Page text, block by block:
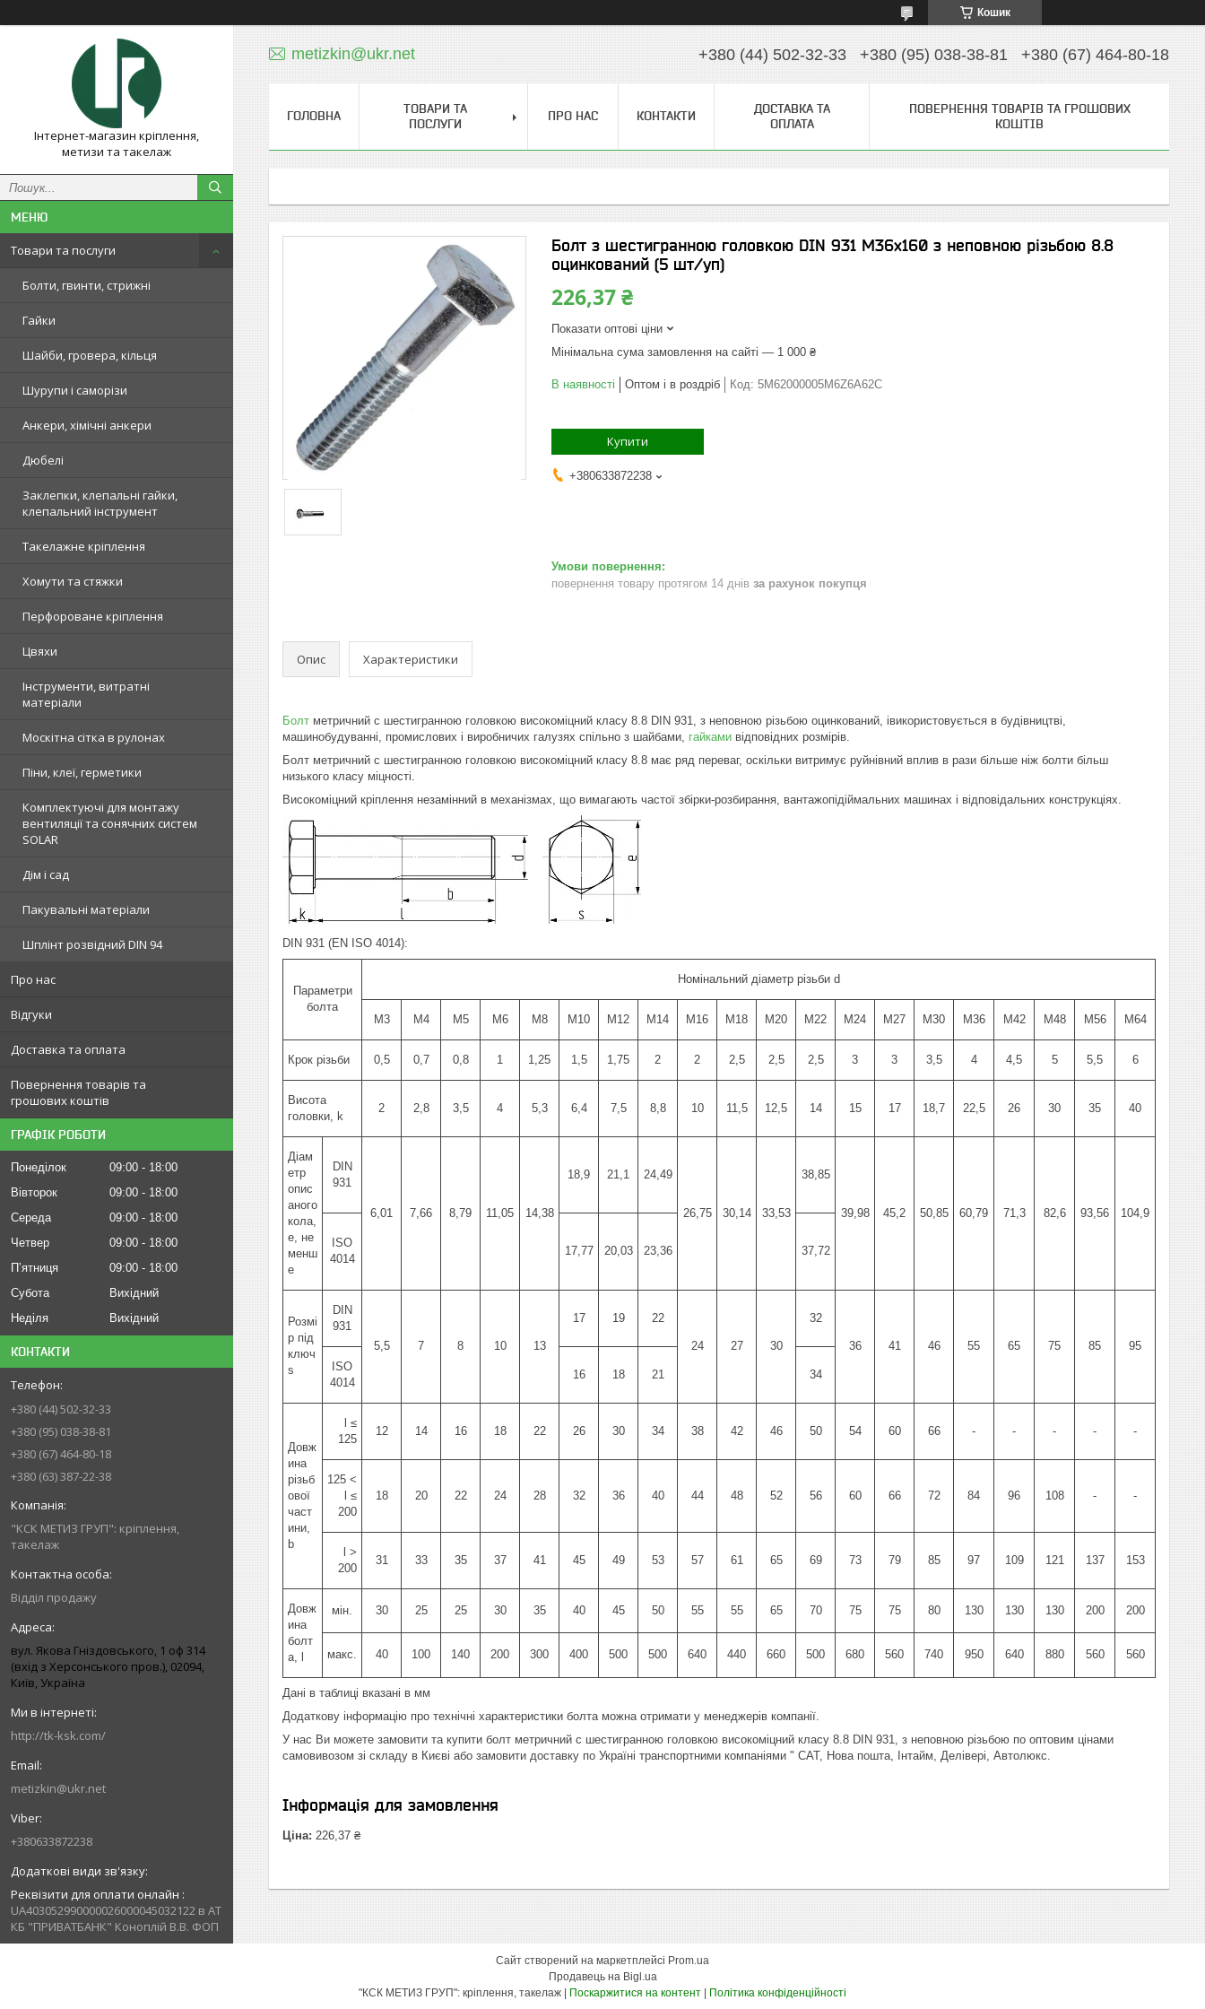
Кошик
Інтернет-магазин кріплення,
метизи та такелаж
Товари та послуги
Болти, гвинти, стрижні
Гайки
Шайби, гровера, кільця
Шурупи і саморізи
Анкери, хімічні анкери
Дюбелі
Заклепки, клепальні гайки,
клепальний інструмент
Такелажне кріплення
Хомути та стяжки
Перфороване кріплення
Цвяхи
Інструменти, витратні
матеріали
Москітна сітка в рулонах
Піни, клеї, герметики
Комплектуючі для монтажу
вентиляції та сонячних систем
SOLAR
Дім і сад
Пакувальні матеріали
Шплінт розвідний DIN 94
Про нас
Відгуки
Доставка та оплата
Повернення товарів та
грошових коштів
ГРАФІК РОБОТИ
Понеділок 09:00
18:00
Вівторок
09:00
18:00
Середа
09:00
18:00
Четвер
09:00
18:00
Пʼятниця
09:00
18:00
Субота
Вихідний
Неділя
Вихідний
КОНТАКТИ
+380 (44) 502-32-33
+380 (95) 038-38-81
+380 (67) 464-80-18
+380 (63) 387-22-38
"КСК МЕТИЗ ГРУП": кріплення,
такелаж
Відділ продажу
вул. Якова Гніздовського, 1 оф 314
(вхід з Херсонського пров.), 02094,
Київ, Україна
http://tk-ksk.com/
metizkin@ukr.net
+380633872238
Реквізити для оплати онлайн
UA403052990000026000045032122 в АТ
КБ "ПРИВАТБАНК" Коноплій В.В. ФОП
metizkin@ukr.net +380 (44) 502-32-33 +380 (95) 038-38-81 +380 (67) 464-80-18
ГОЛОВНА
ТОВАРИ ТА
ПОСЛУГИ
ПРО НАС КОНТАКТИ
ДОСТАВКА ТА
ОПЛАТА
ПОВЕРНЕННЯ ТОВАРІВ ТА ГРОШОВИХ
КОШТІВ
Болт з шестигранною головкою DIN 931 М36х160 з неповною різьбою 8.8
оцинкований (5 шт/уп)
226,37 ₴
Показати оптові ціни
Мінімальна сума замовлення на сайті — 1 000 ₴
В наявності Оптом і в роздріб Код: 5M62000005M6Z6A62C
Купити
+380633872238
повернення товару протягом 14 днів за рахунок покупця
Опис Характеристики
Болт метричний c шестигранною головкою високоміцний класу 8.8 DIN 931, з неповною різьбою оцинкований, івикористовується в будівництві,
машинобудуванні, промислових і виробничих галузях спільно з шайбами, гайками відповідних розмірів.
Болт метричний c шестигранною головкою високоміцний класу 8.8 має ряд переваг, оскільки витримує руйнівний вплив в рази більше ніж болти більш
низького класу міцності.
Високоміцний кріплення незамінний в механізмах, що вимагають частої збірки-розбирання, вантажопідіймальних машинах і відповідальних конструкціях.
DIN 931 (EN ISO 4014):
Параметри
болта
Номінальний діаметр різьби d
М3 М4 M5 M6 M8 M10 M12 M14 M16 М18 М20 М22 М24 М27 М30 M36 М42 М48 М56 М64
Крок різьби 0,5 0,7 0,8 1 1,25 1,5 1,75 2 2 2,5 2,5 2,5 3 3 3,5 4 4,5 5 5,5 6
Висота
головки, k
2 2,8 3,5 4 5,3 6,4 7,5 8,8 10 11,5 12,5 14 15 17 18,7 22,5 26 30 35 40
Діам
етр
опис
аного
кола,
e, не
менш
е
DIN
931
6,01 7,66 8,79 11,05 14,38
18,9 21,1 24,49
26,75 30,14 33,53
38,85
39,98 45,2 50,85 60,79 71,3 82,6 93,56 104,9
ISO
4014
17,77 20,03 23,36 37,72
Розмі
р під
ключ
s
DIN
931
5,5
7 8 10 13
17 19 22
24 27 30
32
36 41 46 55 65 75 85
95
ISO
4014
16 18 21 34
Довж
ина
різьб
ової
част
ини,
b
l ≤
125
12 14 16 18 22 26 30 34 38 42 46 50 54 60 66 - - - - -
125 <
l ≤
200
18 20 22 24 28 32 36 40 44 48 52 56 60 66 72 84 96 108 - -
l >
200
31 33 35 37 41 45 49 53 57 61 65 69 73 79 85 97 109 121 137 153
Довж
ина
болт
а, l
мін. 30 25 25 30 35 40 45 50 55 55 65 70 75 75 80 130 130 130 200 200
макс. 40 100 140 200 300 400 500 500 640 440 660 500 680 560 740 950 640 880 560 560
Дані в таблиці вказані в мм
Додаткову інформацію про технічні характеристики болта можна отримати у менеджерів компанії.
У нас Ви можете замовити та купити болт метричний c шестигранною головкою високоміцний класу 8.8 DIN 931, з неповною різьбою по оптовим цінами
самовивозом зі складу в Києві або замовити доставку по Україні транспортними компаніями " САТ, Нова пошта, Інтайм, Делівері, Автолюкс.
Інформація для замовлення
Ціна: 226,37 ₴
Сайт створений на маркетплейсі Prom.ua
Продавець на Bigl.ua
Поскаржитися на контент Політика конфіденційності